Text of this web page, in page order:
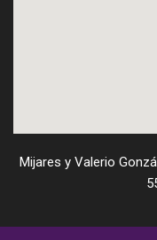
Mijares y Valerio